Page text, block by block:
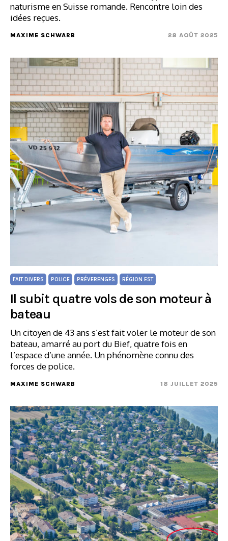
naturisme en Suisse romande. Rencontre loin des
idées reçues.
MAXIME SCHWARB 28 AOÛT 2025
FAIT DIVERS POLICE PRÉVERENGES RÉGION EST
Il subit quatre vols de son moteur à
bateau
Un citoyen de 43 ans s’est fait voler le moteur de son
bateau, amarré au port du Bief, quatre fois en
l’espace d’une année. Un phénomène connu des
forces de police.
MAXIME SCHWARB 18 JUILLET 2025